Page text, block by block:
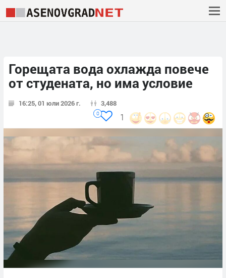
Горещата вода охлажда повече
от студената, но има условие
16:25, 01 юли 2026 г. 3,488
1
0